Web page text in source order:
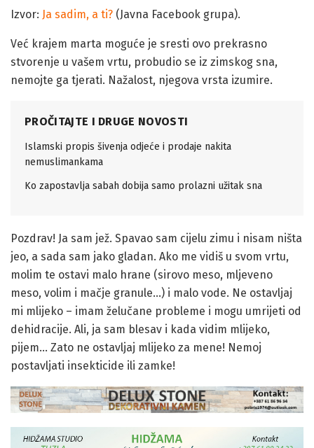
Izvor: Ja sadim, a ti? (Javna Facebook grupa).
Već krajem marta moguće je sresti ovo prekrasno
stvorenje u vašem vrtu, probudio se iz zimskog sna,
nemojte ga tjerati. Nažalost, njegova vrsta izumire.
PROČITAJTE I DRUGE NOVOSTI
Islamski propis šivenja odjeće i prodaje nakita
nemuslimankama
Ko zapostavlja sabah dobija samo prolazni užitak sna
Pozdrav! Ja sam jež. Spavao sam cijelu zimu i nisam ništa
jeo, a sada sam jako gladan. Ako me vidiš u svom vrtu,
molim te ostavi malo hrane (sirovo meso, mljeveno
meso, volim i mačje granule…) i malo vode. Ne ostavljaj
mi mlijeko – imam želučane probleme i mogu umrijeti od
dehidracije. Ali, ja sam blesav i kada vidim mlijeko,
pijem… Zato ne ostavljaj mlijeko za mene! Nemoj
postavljati insekticide ili zamke!